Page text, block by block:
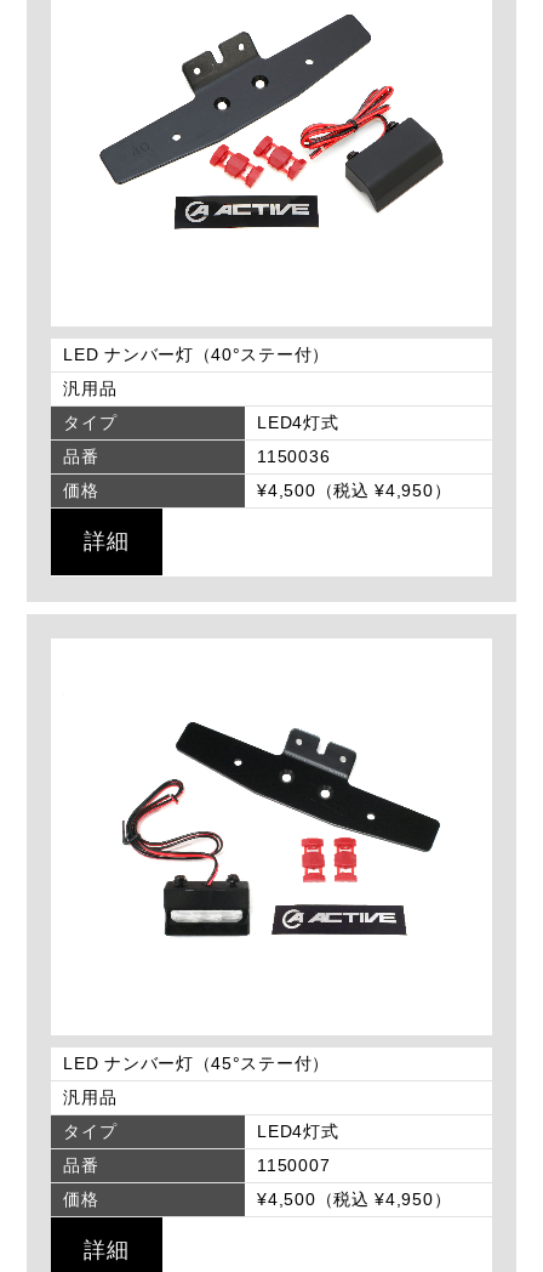
LED ナンバー灯（40°ステー付）
汎用品
タイプ
LED4灯式
品番
1150036
価格
¥4,500（税込 ¥4,950）
詳細
LED ナンバー灯（45°ステー付）
汎用品
タイプ
LED4灯式
品番
1150007
価格
¥4,500（税込 ¥4,950）
詳細